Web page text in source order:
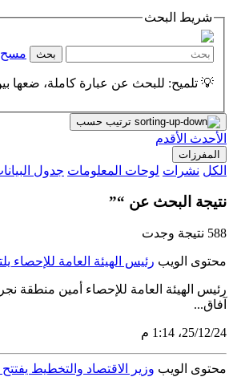
شريط البحث
بحث مسح
💡 تلميح: للبحث عن عبارة كاملة، ضعها
ترتيب حسب
الأحدث الأقدم
المفرزات
الكل نشرات لوحات المعلومات جدول
نتيجة البحث عن “”
588 نتيجة وجدت
محتوى الويب رئيس الهيئة العامة للإحصاء
رئيس الهيئة العامة للإحصاء أمين منطقة
آفاق...
24‏/12‏/25، 1:14 م
محتوى الويب وزير الاقتصاد والتخطيط